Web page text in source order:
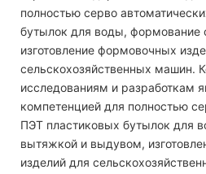
полностью серво
бутылок для воды,
изготовление формовочных
сельскохозяйственных машин.
исследованиям и разработкам
компетенцией для полностью
ПЭТ пластиковых бутылок для
вытяжкой и выдувом,
изделий для